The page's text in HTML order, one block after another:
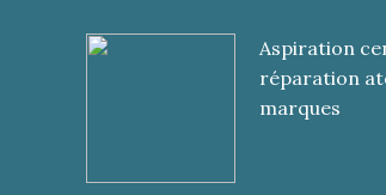
Aspiration
réparation
marques